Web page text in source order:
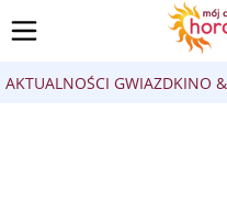
AKTUALNOŚCI GWIAZDKINO